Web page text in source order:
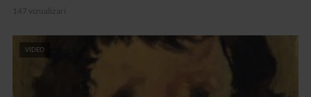
147 vizualizari
VIDEO